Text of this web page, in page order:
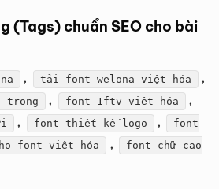
(Tags) chuẩn SEO cho bài
, tải font welona việt hóa ,
trọng , font 1ftv việt hóa ,
, font thiết kế logo ,
font
font việt hóa ,
font chữ cao